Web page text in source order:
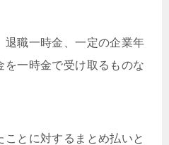
退職一時金、一定の企業年
一時金で受け取るものな
とに対するまとめ払いと